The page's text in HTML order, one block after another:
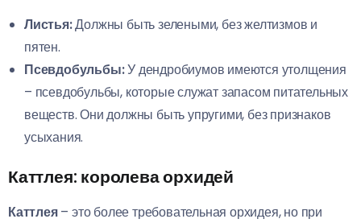
Листья:Должны быть зелеными, без желтизмов и
пятен.
Псевдобульбы:У дендробиумов имеются утолщения
– псевдобульбы, которые служат запасом питательных
веществ. Они должны быть упругими, без признаков
усыхания.
Каттлея: королева орхидей
Каттлея– это более требовательная орхидея, но при